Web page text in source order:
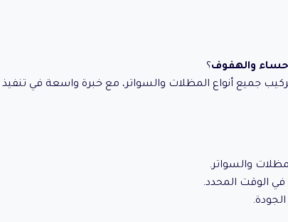
والهفوف؟
جميع أنواع المظلات والسواتر، مع خبرة واسعة في تنفيذ
والسواتر.
الوقت المحدد.